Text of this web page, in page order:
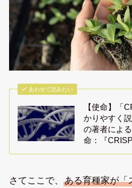
あわせて読みたい
【使命】「
かりやすく
の著者によ
命：『
さてここで、 ある育種家が「